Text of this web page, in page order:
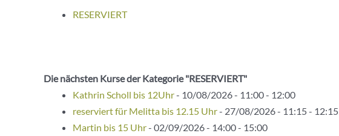
RESERVIERT
Die nächsten Kurse der Kategorie "RESERVIERT"
Kathrin Scholl bis 12Uhr- 10/08/2026 - 11:00 - 12:00
reserviert für Melitta bis 12.15 Uhr- 27/08/2026 - 11:15 - 12:15
Martin bis 15 Uhr- 02/09/2026 - 14:00 - 15:00